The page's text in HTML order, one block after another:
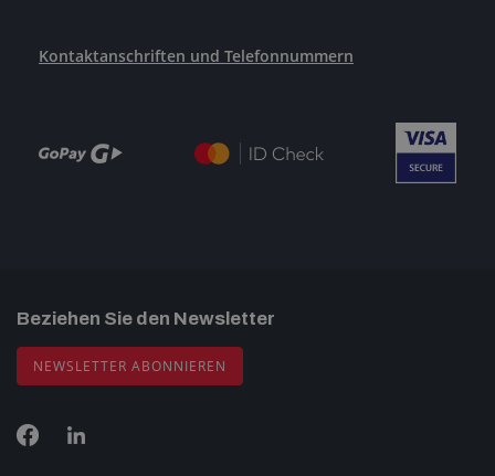
Kontaktanschriften und Telefonnummern
Beziehen Sie den Newsletter
NEWSLETTER ABONNIEREN